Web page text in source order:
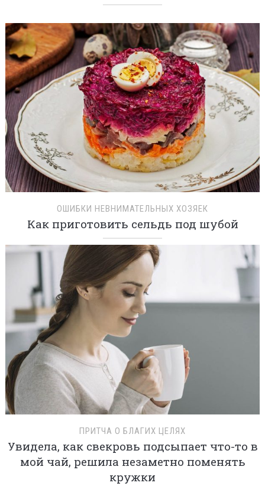
ОШИБКИ НЕВНИМАТЕЛЬНЫХ ХОЗЯЕК
Как приготовить сельдь под шубой
ПРИТЧА О БЛАГИХ ЦЕЛЯХ
Увидела, как свекровь подсыпает что-то в
мой чай, решила незаметно поменять
кружки